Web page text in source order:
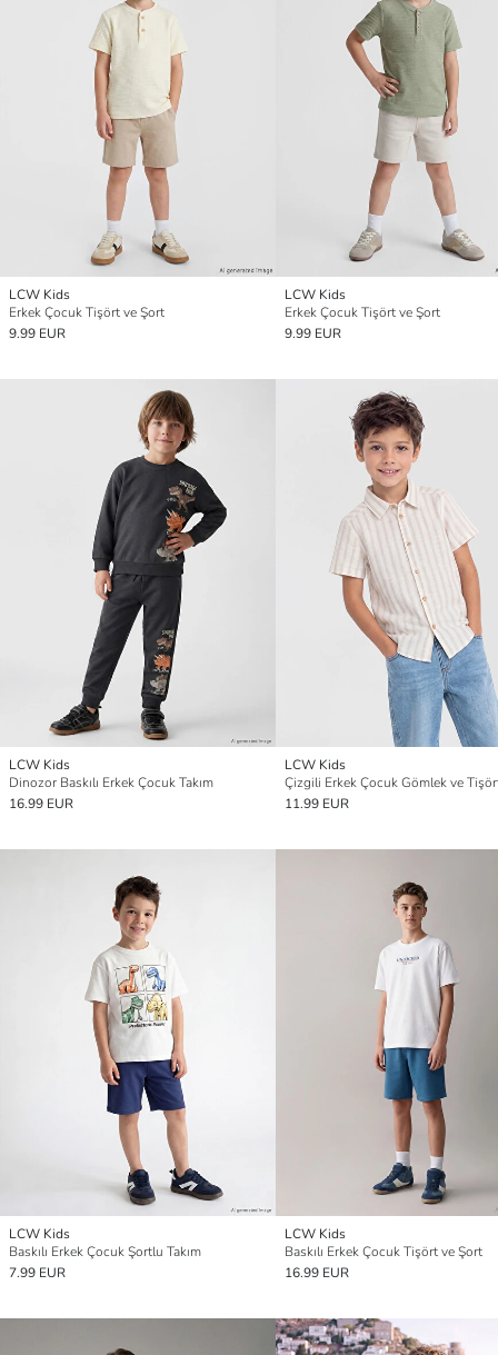
LCW Kids
Erkek Çocuk Tişört ve Şort
9.99 EUR
LCW Kids
Erkek Çocuk Tişört ve Şort
9.99 EUR
LCW Kids
Dinozor Baskılı Erkek Çocuk Takım
16.99 EUR
LCW Kids
11.99 EUR
LCW Kids
Baskılı Erkek Çocuk Şortlu Takım
7.99 EUR
LCW Kids
Baskılı Erkek Çocuk Tişört ve Şort
16.99 EUR